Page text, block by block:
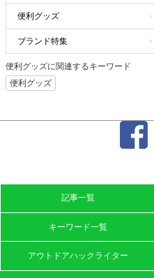
便利グッズ
ブランド特集
便利グッズに関連するキーワード
便利グッズ
記事一覧
キーワード一覧
アウトドアハックライター